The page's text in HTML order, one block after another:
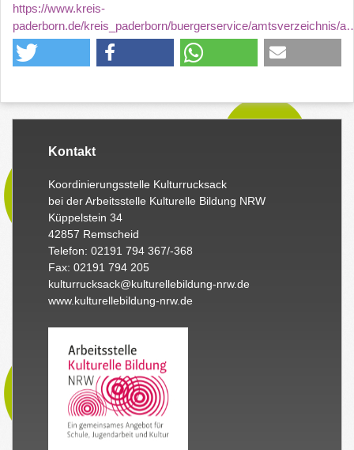
https://www.kreis-
paderborn.de/kreis_paderborn/buergerservice/amtsverzeichnis/
Kontakt
Koordinierungsstelle Kulturrucksack
bei der Arbeitsstelle Kulturelle Bildung NRW
Küppelstein 34
42857 Remscheid
Telefon: 02191 794 367/-368
Fax: 02191 794 205
kulturrucksack@kulturellebildung-nrw.de
www.kulturellebildung-nrw.de